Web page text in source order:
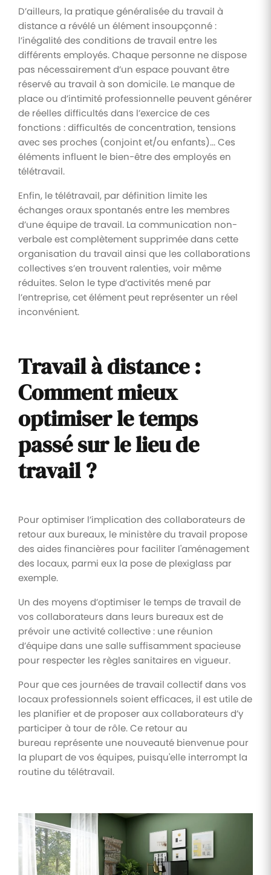
D’ailleurs, la pratique généralisée du travail à
distance a révélé un élément insoupçonné :
l’inégalité des conditions de travail entre les
différents employés. Chaque personne ne dispose
pas nécessairement d’un espace pouvant être
réservé au travail à son domicile. Le manque de
place ou d’intimité professionnelle peuvent générer
de réelles difficultés dans l’exercice de ces
fonctions : difficultés de concentration, tensions
avec ses proches (conjoint et/ou enfants)... Ces
éléments influent le bien-être des employés en
télétravail.
Enfin, le télétravail, par définition limite les
échanges oraux spontanés entre les membres
d’une équipe de travail. La communication non-
verbale est complètement supprimée dans cette
organisation du travail ainsi que les collaborations
collectives s’en trouvent ralenties, voir même
réduites. Selon le type d’activités mené par
l’entreprise, cet élément peut représenter un réel
inconvénient.
Travail à distance :
Comment mieux
optimiser le temps
passé sur le lieu de
travail ?
Pour optimiser l’implication des collaborateurs de
retour aux bureaux, le ministère du travail propose
des aides financières pour faciliter l'aménagement
des locaux, parmi eux la pose de plexiglass par
exemple.
Un des moyens d’optimiser le temps de travail de
vos collaborateurs dans leurs bureaux est de
prévoir une activité collective : une réunion
d’équipe dans une salle suffisamment spacieuse
pour respecter les règles sanitaires en vigueur.
Pour que ces journées de travail collectif dans vos
locaux professionnels soient efficaces, il est utile de
les planifier et de proposer aux collaborateurs d’y
participer à tour de rôle. Ce retour au
bureau représente une nouveauté bienvenue pour
la plupart de vos équipes, puisqu'elle interrompt la
routine du télétravail.